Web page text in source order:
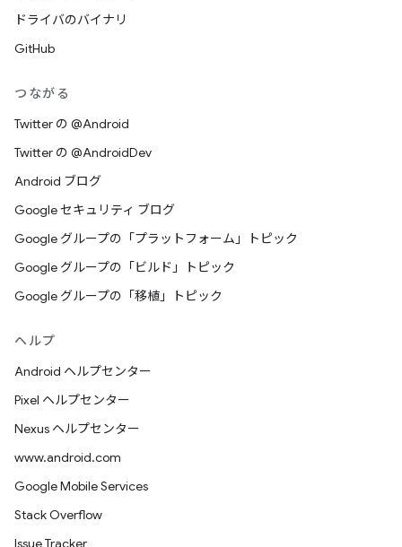
ドライバのバイナリ
GitHub
つながる
Twitter の @Android
Twitter の @AndroidDev
Android ブログ
Google セキュリティ ブログ
Google グループの「プラットフォーム」トピック
Google グループの「ビルド」トピック
Google グループの「移植」トピック
ヘルプ
Android ヘルプセンター
Pixel ヘルプセンター
Nexus ヘルプセンター
www.android.com
Google Mobile Services
Stack Overflow
Issue Tracker